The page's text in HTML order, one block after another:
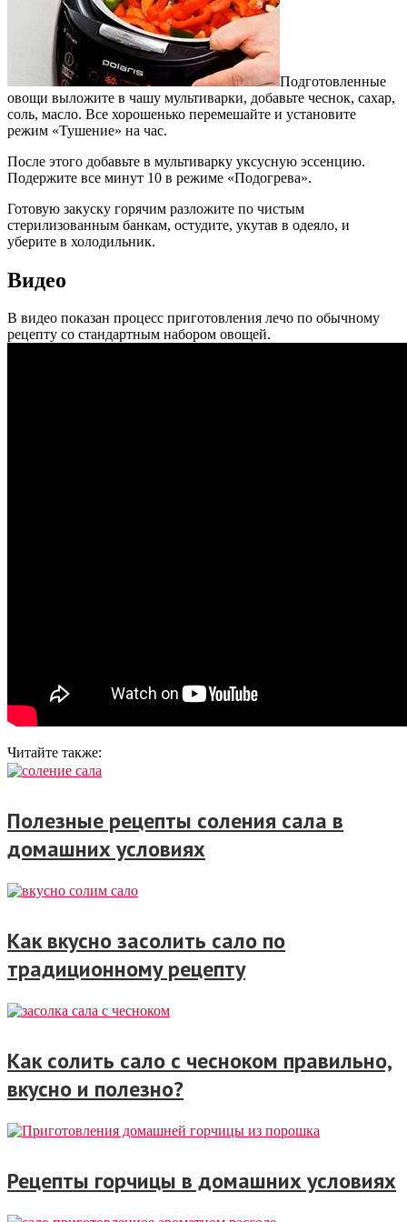
Подготовленные
овощи выложите в чашу мультиварки, добавьте чеснок, сахар,
соль, масло. Все хорошенько перемешайте и установите
режим «Тушение» на час.
После этого добавьте в мультиварку уксусную эссенцию.
Подержите все минут 10 в режиме «Подогрева».
Готовую закуску горячим разложите по чистым
стерилизованным банкам, остудите, укутав в одеяло, и
уберите в холодильник.
Видео
В видео показан процесс приготовления лечо по обычному
рецепту со стандартным набором овощей.
Читайте также:
Полезные рецепты соления сала в
домашних условиях
Как вкусно засолить сало по
традиционному рецепту
Как солить сало с чесноком правильно,
вкусно и полезно?
Рецепты горчицы в домашних условиях